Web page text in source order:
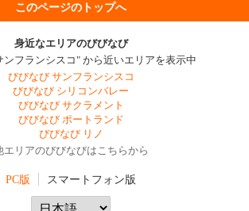
このページのトップへ
身近なエリアのびびなび
ンフランシスコ" から近いエリアを表示中
びびなび サンフランシスコ
びびなび シリコンバレー
びびなび サクラメント
びびなび ポートランド
びびなび リノ
エリアのびびなびはこちらから
PC版 スマートフォン版